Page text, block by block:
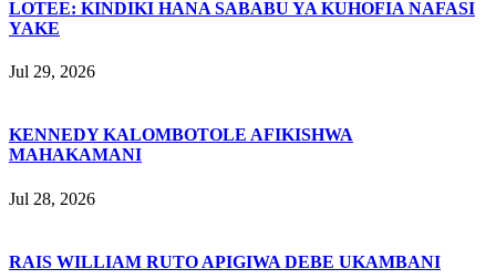
LOTEE: KINDIKI HANA SABABU YA KUHOFIA NAFASI
YAKE
Jul 29, 2026
KENNEDY KALOMBOTOLE AFIKISHWA
MAHAKAMANI
Jul 28, 2026
RAIS WILLIAM RUTO APIGIWA DEBE UKAMBANI